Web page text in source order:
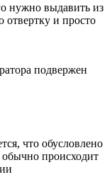
нужно выдавить из
отвертку и просто
подвержен
что обусловлено
происходит